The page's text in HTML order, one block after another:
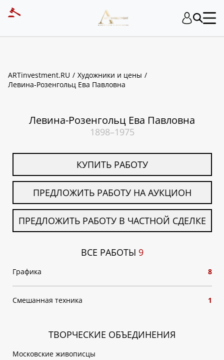
ARTinvestment.RU
Художники и цены
Левина-Розенгольц Ева Павловна
Левина-Розенгольц Ева Павловна
1898–1975
КУПИТЬ РАБОТУ
ПРЕДЛОЖИТЬ РАБОТУ НА АУКЦИОН
ПРЕДЛОЖИТЬ РАБОТУ В ЧАСТНОЙ СДЕЛКЕ
ВСЕ РАБОТЫ 9
Графика 8
Смешанная техника 1
ТВОРЧЕСКИЕ ОБЪЕДИНЕНИЯ
Московские живописцы